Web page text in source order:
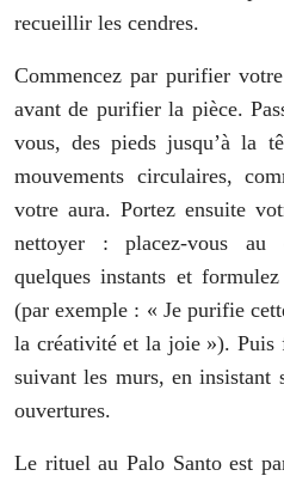
recueillir les cendres.
Commencez par purifier
avant de purifier la pièce.
vous, des pieds jusqu’à la
mouvements circulaires,
votre aura. Portez ensuite
nettoyer : placez-vous au
quelques instants et
(par exemple : « Je purifie
la créativité et la joie »). Puis
suivant les murs, en insistant
ouvertures.
Le rituel au Palo Santo est